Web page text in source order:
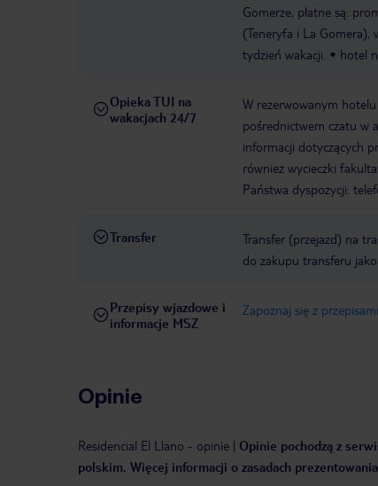
Gomerze, płatne są:
(Teneryfa i La Gomera),
tydzień wakacji.
hotel
Opieka TUI na
wakacjach 24/7
W rezerwowanym hotelu
pośrednictwem czatu w
informacji dotyczących
również wycieczki
Państwa dyspozycji:
Transfer
Transfer (przejazd) na
do zakupu transferu
Przepisy wjazdowe i
informacje MSZ
Zapoznaj się z
Opinie
Residencial El Llano - opinie | Opinie pochodzą z
polskim. Więcej informacji o zasadach